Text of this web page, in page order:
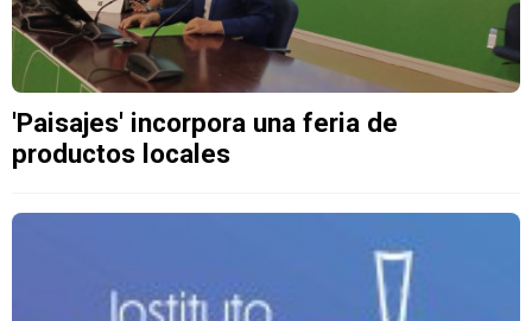
'Paisajes' incorpora una feria de
productos locales